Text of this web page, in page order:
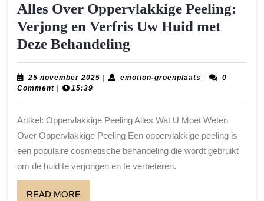
Alles Over Oppervlakkige Peeling:
Verjong en Verfris Uw Huid met
Deze Behandeling
Over
Oppervlakkige
Verjong
en
Verfris
Uw
25 november 2025 25
emotion-groenplaatsemotion-
0
Comment
15:39
Artikel: Oppervlakkige Peeling Alles Wat U Moet Weten
Over Oppervlakkige Peeling Een oppervlakkige peeling is
een populaire cosmetische behandeling die wordt gebruikt
om de huid te verjongen en te verbeteren.
READ MORE